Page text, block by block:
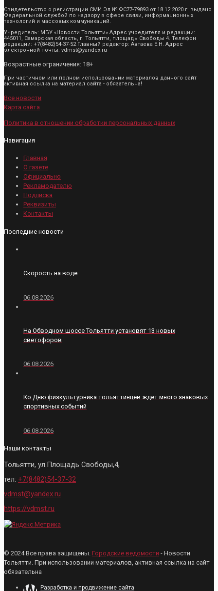
Свидетельство о регистрации СМИ Эл № ФС77-79893 от 18.12.2020 г. выдано
Федеральной службой по надзору в сфере связи, информационных
технологий и массовых коммуникаций.
Учредитель: МБУ «Новости Тольятти» Адрес учредителя и редакции:
445011, Самарская область, г. Тольятти, площадь Свободы 4. Телефон
редакции: +7(8482)54-37-52 Главный редактор: Автаева Е.Н. Адрес
электронной почты: vdmst@yandex.ru
Возрастные ограничения: 18+
При частичном или полном использовании материалов данного сайт
активная ссылка на материал сайта - обязательна!
Все новости
Карта сайта
Политика в отношении обработки персональных данных
Навигация
Главная
О газете
Официально
Рекламодателю
Подписка
Реквизиты
Контакты
Последние новости
Скорость на воде
06.08.2026
На Обводном шоссе Тольятти установят 13 новых
светофоров
06.08.2026
Ко Дню физкультурника тольяттинцев ждет много знаковых
спортивных событий
06.08.2026
Наши контакты
Тольятти, ул.Площадь Свободы,4,
тел: +7(8482)54-37-32
vdmst@yandex.ru
https://vdmst.ru
© 2024 Все права защищены. Городские ведомости - Новости
Тольятти. При использовании материалов, активная ссылка на сайт
обязательна
Разработка и продвижение сайта